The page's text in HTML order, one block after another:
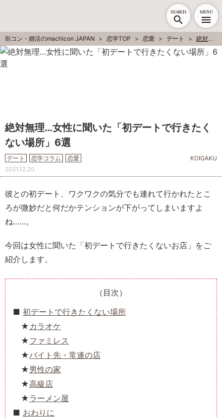
SEARCH MENU
街コン・婚活のmachicon JAPAN 恋学TOP 恋愛 デート 絶対無理…女性に聞いた「初デートで行きたくない場所」6選
絶対無理…女性に聞いた「初デートで行きたく
ない場所」6選
デート 恋学コラム 恋愛
KOIGAKU
2021.12.20
彼との初デート、ワクワクの気分でも連れて行かれたとこ
ろが微妙だと何だかテンションが下がってしまいますよ
ね……。
今回は女性に聞いた「初デートで行きたくないお店」をご
紹介します。
（目次）
初デートで行きたくない場所
カラオケ
ファミレス
バイト先・常連の店
男性の家
高級店
ラーメン屋
おわりに